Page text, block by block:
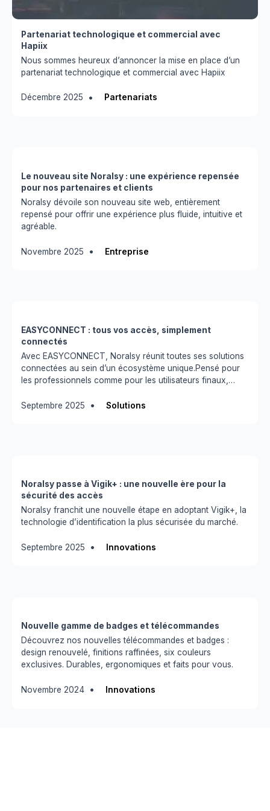
Partenariat technologique et commercial avec
Hapiix
Nous sommes heureux d’annoncer la mise en place d’un
partenariat technologique et commercial avec Hapiix
Décembre 2025 • Partenariats
Le nouveau site Noralsy : une expérience repensée
pour nos partenaires et clients
Noralsy dévoile son nouveau site web, entièrement
repensé pour offrir une expérience plus fluide, intuitive et
agréable.
Novembre 2025 • Entreprise
EASYCONNECT : tous vos accès, simplement
connectés
Avec EASYCONNECT, Noralsy réunit toutes ses solutions
connectées au sein d’un écosystème unique.Pensé pour
les professionnels comme pour les utilisateurs finaux,
et la gestion du contrôle d’accès.
Septembre 2025 • Solutions
Noralsy passe à Vigik+ : une nouvelle ère pour la
sécurité des accès
Noralsy franchit une nouvelle étape en adoptant Vigik+, la
technologie d’identification la plus sécurisée du marché.
Septembre 2025 • Innovations
Nouvelle gamme de badges et télécommandes
Découvrez nos nouvelles télécommandes et badges :
design renouvelé, finitions raffinées, six couleurs
exclusives. Durables, ergonomiques et faits pour vous.
Novembre 2024 • Innovations